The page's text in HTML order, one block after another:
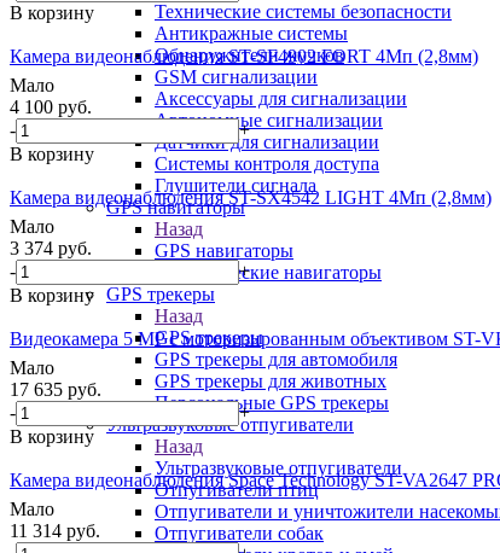
Технические системы безопасности
Антикражные системы
Обнаружители жучков
GSM сигнализации
Аксессуары для сигнализации
Автономные сигнализации
Датчики для сигнализации
Системы контроля доступа
Глушители сигнала
GPS навигаторы
Назад
GPS навигаторы
Туристические навигаторы
GPS трекеры
Назад
GPS трекеры
GPS трекеры для автомобиля
GPS трекеры для животных
Персональные GPS трекеры
Ультразвуковые отпугиватели
Назад
Ультразвуковые отпугиватели
Отпугиватели птиц
Отпугиватели и уничтожители
Отпугиватели собак
В корзину
Камера видеонаблюдения ST-SF4902 FORT 4Мп (2,8мм)
Мало
4 100 руб.
-
+
В корзину
Камера видеонаблюдения ST-SX4542 LIGHT 4Мп (2,8мм)
Мало
3 374 руб.
-
+
В корзину
Видеокамера 5 MP с моторизированным объективом ST-
Мало
17 635 руб.
-
+
В корзину
Камера видеонаблюдения Space Technology ST-VA2647
Мало
11 314 руб.